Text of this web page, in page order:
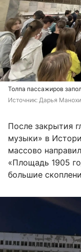
Толпа пассажиров
Источник: Дарья
После закрытия
музыки» в
массово
«Площадь 1905
большие